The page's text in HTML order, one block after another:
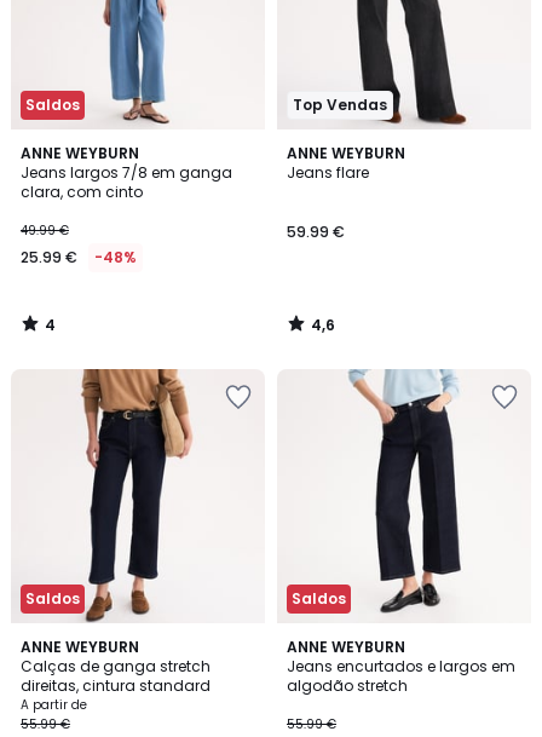
Saldos
ANNE WEYBURN
Jeans largos 7/8 em ganga
clara, com cinto
49.99 €
25.99 € -48%
4
/
5
4
/
Top Vendas
ANNE WEYBURN
Jeans flare
59.99 €
4,6
/ 5
4,6
/
Saldos
ANNE WEYBURN
Calças de ganga stretch
direitas, cintura standard
A partir de
55.99 €
4,4
/ 5
2
Cores
Saldos
ANNE WEYBURN
Jeans encurtados e largos em
algodão stretch
55.99 €
4,7
/ 5
2
Cores